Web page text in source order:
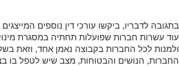
בתגובה לדבריו, ביקשו עורכי דין נוספים
עוד עשרות חברות שפועלות תחתיה במסגרת
ולמנות לכל החברות בקבוצה נאמן אחד, וזאת
החברות, הנושים והבטוחות, מצב שיש לטפל בו